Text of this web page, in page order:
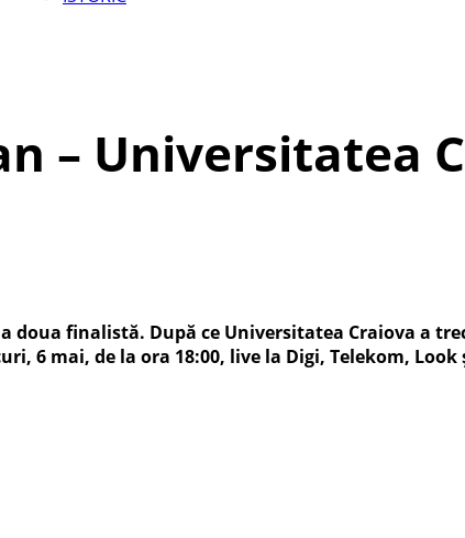
– Universitatea
finalistă. După ce Universitatea Craiova a
6 mai, de la ora 18:00, live la Digi, Telekom, Look